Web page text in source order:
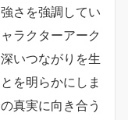
さを強調してい
ラクターアーク
いつながりを生
を明らかにしま
真実に向き合う